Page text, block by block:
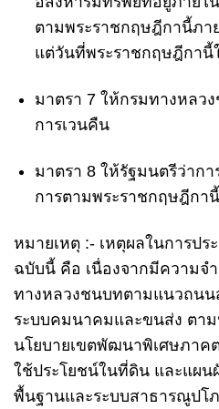
ตามพระราชกฤษฎีกานี้ภ
แต่วันที่พระราชกฤษฎีกานี้
มาตรา 7ให้กรมทางหลวง
การเวนคืน
มาตรา 8ให้รัฐมนตรีว่ากา
การตามพระราชกฤษฎีกานี้
หมายเหตุ :- เหตุผลในการปร
ฉบับนี้ คือ เนื่องจากมีความจ
ทางหลวงชนบทตามแนวถน
ระบบคมนาคมและขนส่ง ตา
นโยบายเขตพัฒนาพิเศษภาค
ใช้ประโยชน์ในที่ดิน และแผน
พื้นฐานและระบบสาธารณูปโ